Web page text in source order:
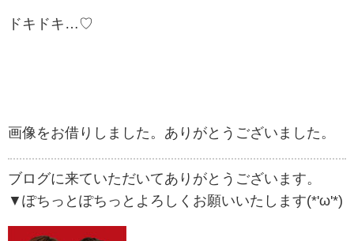
ドキドキ…♡
画像をお借りしました。ありがとうございました。
ブログに来ていただいてありがとうございます。
▼ぽちっとぽちっとよろしくお願いいたします(*'ω'*)